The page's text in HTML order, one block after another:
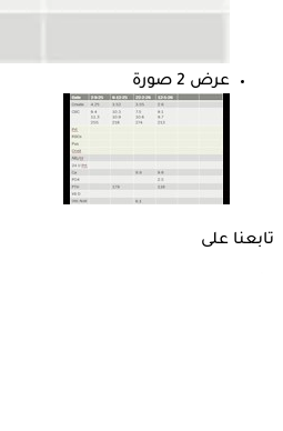
عرض 2 صورة
تابعنا على